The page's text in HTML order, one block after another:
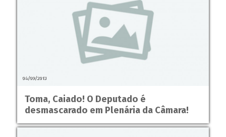
04/09/2013
Toma, Caiado! O Deputado é
desmascarado em Plenária da Câmara!